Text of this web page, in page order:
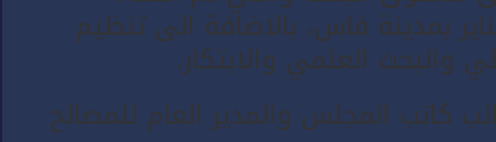
الرسمية يوم الأربعاء 12 يناير بمدينة فاس، بالاضافة الى تنظيم
والبحث العلمي والابتكار.
كاتب المجلس والمدير العام للمصالح